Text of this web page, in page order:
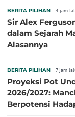
BERITA PILIHAN 4 jam
Sir Alex
dalam Sejarah
Alasannya
BERITA PILIHAN 7 jam
Proyeksi Pot
2026/2027:
Berpotensi